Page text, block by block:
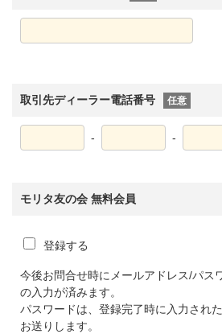
取引先ディーラー電話番号 任意
- -
モリタ友の会 無料会員
登録する
今後お問合せ時にメールアドレス/パス
の入力が済みます。
パスワードは、登録完了時に入力され
お送りします。